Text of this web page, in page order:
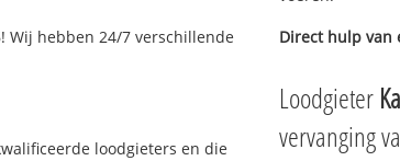
Wij hebben 24/7 verschillende
loodgieters en die
Direct hulp van
Loodgieter
vervanging